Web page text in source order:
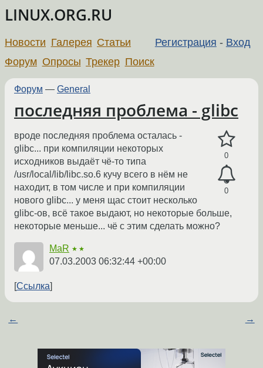
LINUX.ORG.RU
Регистрация - Вход
Новости Галерея Статьи
Форум Опросы Трекер Поиск
Форум — General
последняя проблема - glibc
0
0
вроде последняя проблема осталась -
glibc... при компиляции некоторых
исходников выдаёт чё-то типа
/usr/local/lib/libc.so.6 кучу всего в нём не
находит, в том числе и при компиляции
нового glibc... у меня щас стоит несколько
glibc-ов, всё такое выдают, но некоторые больше,
некоторые меньше... чё с этим сделать можно?
MaR ★★
07.03.2003 06:32:44 +00:00
Ссылка
← →